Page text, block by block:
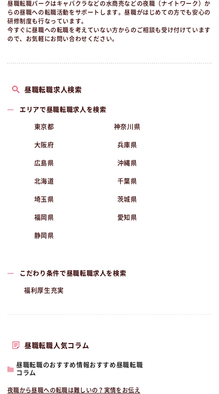
昼職転職パークはキャバクラなどの水商売などの夜職（ナイトワーク）か
らの昼職への転職活動をサポートします。昼職がはじめての方でも安心の
研修制度も行なっています。
今すぐに昼職への転職を考えていない方からのご相談も受け付けています
ので、お気軽にお問い合わせください。
昼職転職求人検索
エリアで昼職転職求人を検索
東京都 神奈川県
大阪府 兵庫県
広島県 沖縄県
北海道 千葉県
埼玉県 茨城県
福岡県 愛知県
静岡県
こだわり条件で昼職転職求人を検索
福利厚生充実
昼職転職人気コラム
昼職転職のおすすめ情報おすすめ昼職転職
コラム
夜職から昼職への転職は難しいの？実情をお伝え